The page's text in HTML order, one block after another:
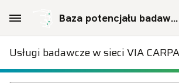
Baza potencjału badawczego Politechnicznej Sieci Via Carpatia im. Prezydenta RP Lecha Kaczyńskiego
Usługi badawcze w sieci VIA